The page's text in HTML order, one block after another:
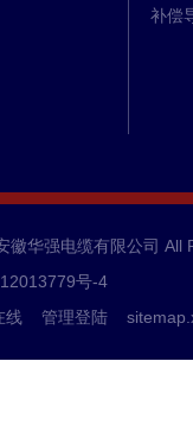
补偿
徽华强电缆有限公司 All
号-4
线 管理登陆